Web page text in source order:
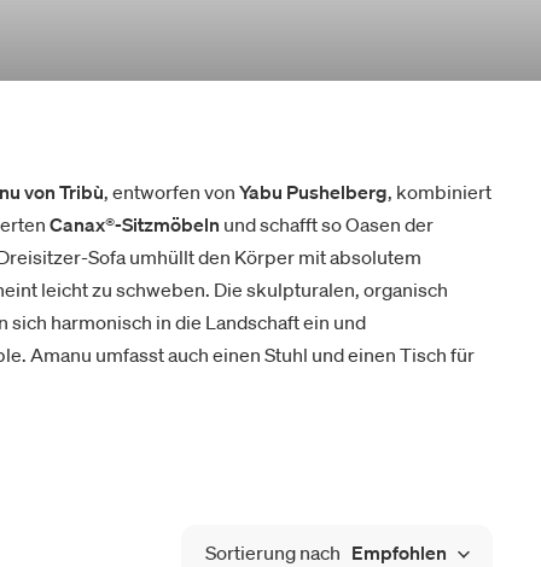
von Tribù, entworfen von Yabu Pushelberg, kombiniert
Canax®-Sitzmöbeln und schafft so Oasen der
Sofa umhüllt den Körper mit absolutem
leicht zu schweben. Die skulpturalen, organisch
sich harmonisch in die Landschaft ein und
Amanu umfasst auch einen Stuhl und einen Tisch für
Sortierung nach Empfohlen